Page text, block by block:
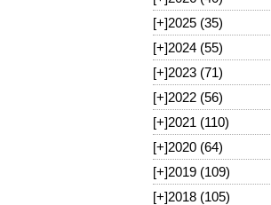
[+]2025 (35)
[+]2024 (55)
[+]2023 (71)
[+]2022 (56)
[+]2021 (110)
[+]2020 (64)
[+]2019 (109)
[+]2018 (105)